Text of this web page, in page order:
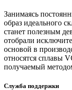
Занимаясь
образ идеального
станет полезным
отобрали
основой в
относятся сплавы
получаемый
Служба поддержки